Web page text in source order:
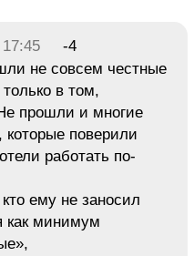
-4
не совсем честные
в том,
прошли и многие
поверили
работать по-
ему не заносил
как минимум